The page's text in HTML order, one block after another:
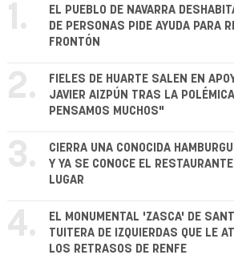
1.
EL PUEBLO DE NAVARRA
DE PERSONAS PIDE AYUDA PARA
FRONTÓN
2.
FIELES DE HUARTE SALEN EN
JAVIER AIZPÚN TRAS LA
PENSAMOS MUCHOS"
3.
CIERRA UNA CONOCIDA
Y YA SE CONOCE EL
LUGAR
4.
EL MONUMENTAL 'ZASCA' DE
TUITERA DE IZQUIERDAS QUE LE
LOS RETRASOS DE RENFE